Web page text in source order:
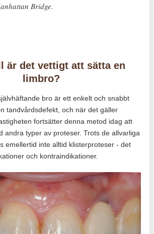
Bridge.
är det vettigt att sätta en
limbro?
bro är ett enkelt och snabbt
tandvårdsdefekt, och när det gäller
fortsätter denna metod idag att
andra typer av proteser. Trots de allvarliga
emellertid inte alltid klisterproteser - det
och kontraindikationer.